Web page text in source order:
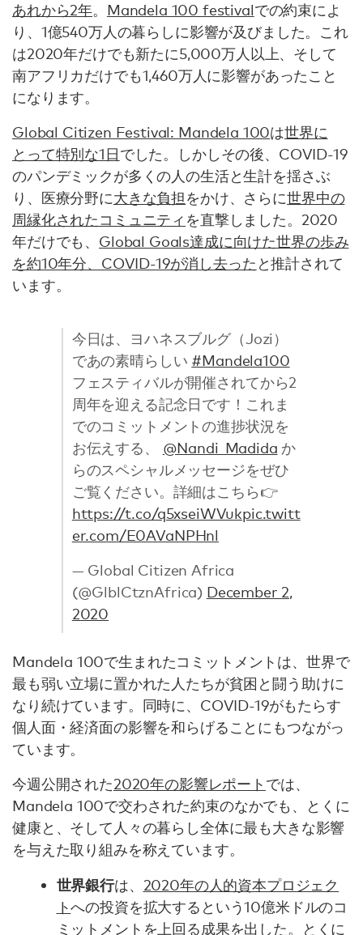
あれから2年。 Mandela 100 festivalでの約束によ
り、1億540万人の暮らしに影響が及びました。これ
は2020年だけでも新たに5,000万人以上、そして
南アフリカだけでも1,460万人に影響があったこと
になります。
Global Citizen Festival: Mandela 100は世界に
とって特別な1日でした。しかしその後、COVID-19
のパンデミックが多くの人の生活と生計を揺さぶ
り、医療分野に大きな負担をかけ、さらに世界中の
周縁化されたコミュニティ を直撃しました。2020
年だけでも、 Global Goals達成に向けた世界の歩み
を約10年分、COVID-19が消し去った と推計されて
います。
今日は、ヨハネスブルグ（Jozi）
であの素晴らしい #Mandela100
フェスティバルが開催されてから2
周年を迎える記念日です！これま
でのコミットメントの進捗状況を
お伝えする、 @Nandi_Madida か
らのスペシャルメッセージをぜひ
ご覧ください。詳細はこちら👉
https://t.co/q5xseiWVukpic.twitt
er.com/E0AVaNPHnl
— Global Citizen Africa
(@GlblCtznAfrica) December 2,
2020
Mandela 100で生まれたコミットメントは、世界で
最も弱い立場に置かれた人たちが貧困と闘う助けに
なり続けています。同時に、COVID-19がもたらす
個人面・経済面の影響を和らげることにもつながっ
ています。
今週公開された2020年の影響レポート では、
Mandela 100で交わされた約束のなかでも、とくに
健康と、そして人々の暮らし全体に最も大きな影響
を与えた取り組みを称えています。
世界銀行は、 2020年の人的資本プロジェク
トへの投資を拡大するという10億米ドルのコ
ミットメントを上回る成果を出した。とくに